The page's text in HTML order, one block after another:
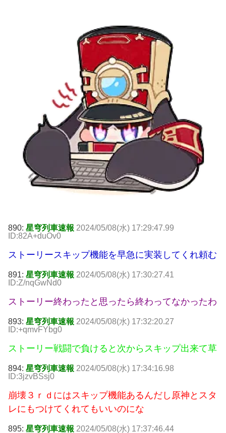
890: 星穹列車速報 2024/05/08(水) 17:29:47.99
ID:82A+duOv0
ストーリースキップ機能を早急に実装してくれ頼む
891: 星穹列車速報 2024/05/08(水) 17:30:27.41
ID:Z/nqGwNd0
ストーリー終わったと思ったら終わってなかったわ
893: 星穹列車速報 2024/05/08(水) 17:32:20.27
ID:+qmvFYbg0
ストーリー戦闘で負けると次からスキップ出来て草
894: 星穹列車速報 2024/05/08(水) 17:34:16.98
ID:3jzvBSsj0
崩壊３ｒｄにはスキップ機能あるんだし原神とスタ
レにもつけてくれてもいいのにな
895: 星穹列車速報 2024/05/08(水) 17:37:46.44